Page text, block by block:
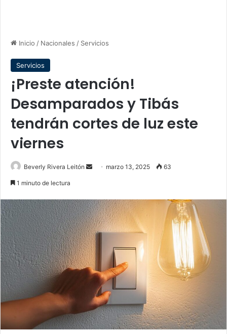
Inicio / Nacionales / Servicios
Servicios
¡Preste atención!
Desamparados y Tibás
tendrán cortes de luz este
viernes
Beverly Rivera Leitón
Send marzo 13, 2025 63
1 minuto de lectura